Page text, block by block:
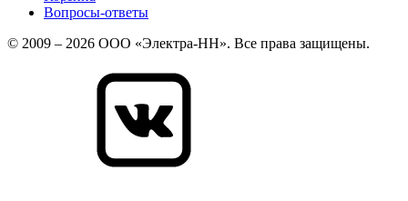
Вопросы-ответы
© 2009 – 2026 ООО «Электра-НН». Все права защищены.